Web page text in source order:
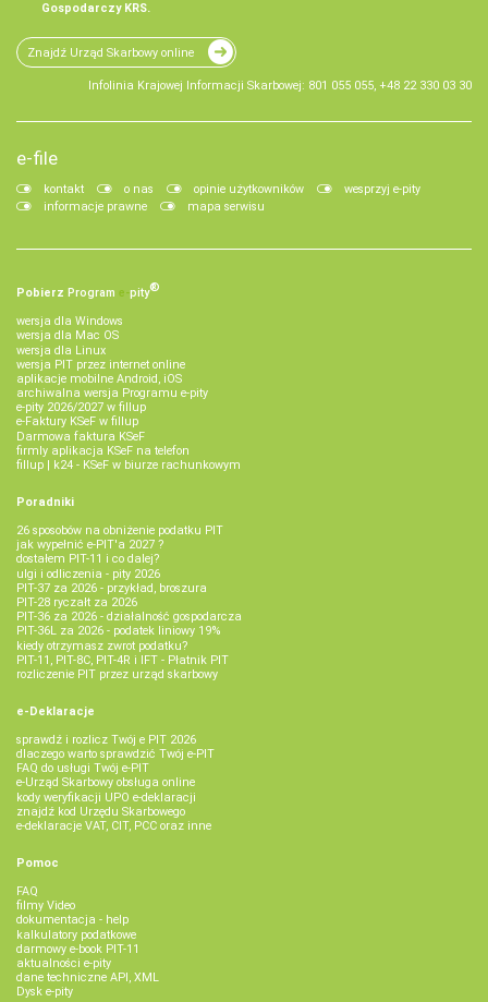
Gospodarczy KRS.
Znajdź Urząd Skarbowy online
Infolinia Krajowej Informacji Skarbowej: 801 055 055, +48 22 330 03 30
e-file
kontakt o nas opinie użytkowników
wesprzyj e-pity
informacje prawne
mapa serwisu
Pobierz Program e‑pity®
wersja dla Windows
wersja dla Mac OS
wersja dla Linux
wersja PIT przez internet online
aplikacje mobilne Android, iOS
archiwalna wersja Programu e-pity
e-pity 2026/2027 w fillup
e‑Faktury KSeF w fillup
Darmowa faktura KSeF
firmly aplikacja KSeF na telefon
fillup | k24 - KSeF w biurze rachunkowym
Poradniki
26 sposobów na obniżenie podatku PIT
jak wypełnić e-PIT'a 2027 ?
dostałem PIT-11 i co dalej?
ulgi i odliczenia - pity 2026
PIT-37 za 2026 - przykład, broszura
PIT-28 ryczałt za 2026
PIT-36 za 2026 - działalność gospodarcza
PIT-36L za 2026 - podatek liniowy 19%
kiedy otrzymasz zwrot podatku?
PIT-11, PIT-8C, PIT-4R i IFT - Płatnik PIT
rozliczenie PIT przez urząd skarbowy
e-Deklaracje
sprawdź i rozlicz Twój e PIT 2026
dlaczego warto sprawdzić Twój e-PIT
FAQ do usługi Twój e-PIT
e-Urząd Skarbowy obsługa online
kody weryfikacji UPO e-deklaracji
znajdź kod Urzędu Skarbowego
e-deklaracje VAT, CIT, PCC oraz inne
Pomoc
FAQ
filmy Video
dokumentacja - help
kalkulatory podatkowe
darmowy e-book PIT-11
aktualności e-pity
dane techniczne API, XML
Dysk e-pity